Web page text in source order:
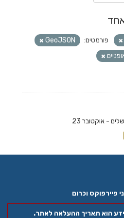
פורמטים:
GeoJSON
- אוקטובר 23
וכרום
הוא תאריך ההעלאה לאתר.